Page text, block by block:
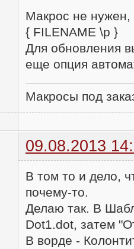
Макрос не нужен,
{ FILENAME \p }
Для обновления
еще опция
Макросы под
09.08.2013
В том то и дело,
почему-то.
Делаю так. В
Dot1.dot, затем
В ворде -